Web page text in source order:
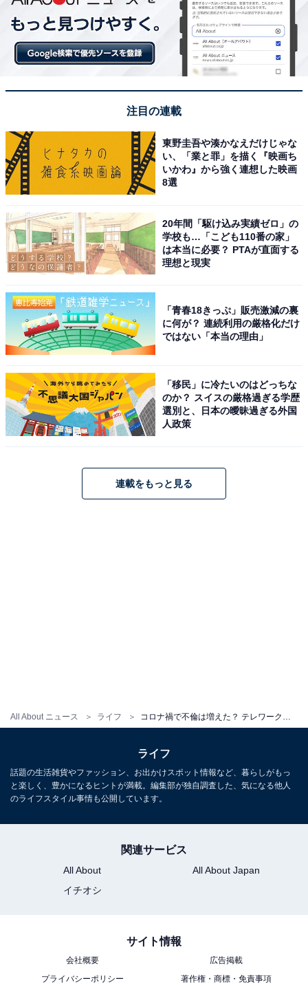
All About ニュース ライフ
ひっそりと愛を育んだ2人。和美さんはテレワークの導
入で、職場不倫が増えたのではないか、と語る。
「木藤さんには、奥さんと5歳の息子がいるのですが、
保育園が閉園したり、リビングで仕事をしていると、専
業主婦の奥さんがなんだかピリピリしたり……『仕事が
しづらい』と言っていました。だからたまにサテライト
オフィスを利用していたんです」
2020年、明治安田生命保険が実施した「外出自粛規制
（ステイホ ーム）中の子育てに関する意識の変化」につ
いてのアンケート結果によると、夫がテレワークをして
と回答した。
その理由として最も多かったのは「夫がずっと家にいる
も奥さんにそう思われていたのかもしれない。
テレワーク不倫沼は「恋愛の楽しい部分だけを詰
め込んだようなもの」？
「同じ会社なので、木藤さんがリモート会議の時に、横
でその様子を見るのがすごくゾクゾクしました。『この
れているところとか見ると、キュンキュンしちゃって。
同僚は敬語を使ってるのに、私はタメ語っていうのがな
注目の連載
東野圭吾や湊かなえだけじゃな
い、「業と罪」を描く『映画ち
いかわ』から強く連想した映画
8選
20年間「駆け込み実績ゼロ」の
学校も…「こども110番の家」
は本当に必要？ PTAが直面する
理想と現実
「青春18きっぷ」販売激減の裏
に何が？ 連続利用の厳格化だけ
ではない「本当の理由」
「移民」に冷たいのはどっちな
のか？ スイスの厳格過ぎる学歴
選別と、日本の曖昧過ぎる外国
人政策
連載をもっと見る
ライフ
話題の生活雑貨やファッション、お出かけスポット情報など、暮らしがもっ
と楽しく、豊かになるヒントが満載。編集部が独自調査した、気になる他人
のライフスタイル事情も公開しています。
関連サービス
All About
All About Japan
イチオシ
サイト情報
会社概要
広告掲載
プライバシーポリシー
著作権・商標・免責事項